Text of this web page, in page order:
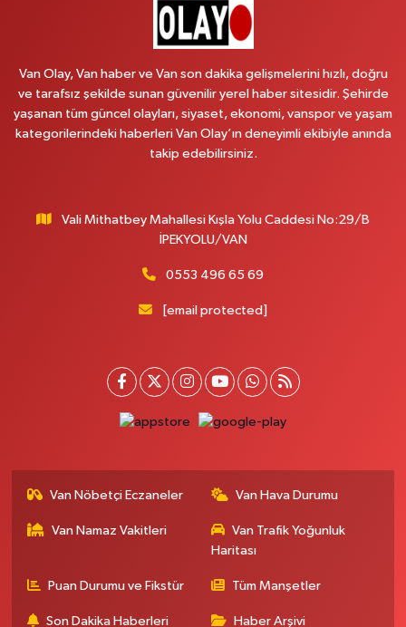
Van Olay, Van haber ve Van son dakika gelişmelerini hızlı, doğru
ve tarafsız şekilde sunan güvenilir yerel haber sitesidir. Şehirde
yaşanan tüm güncel olayları, siyaset, ekonomi, vanspor ve yaşam
kategorilerindeki haberleri Van Olay’ın deneyimli ekibiyle anında
takip edebilirsiniz.
Vali Mithatbey Mahallesi Kışla Yolu Caddesi No:29/B
İPEKYOLU/VAN
0553 496 65 69
[email protected]
Van Nöbetçi Eczaneler Van Hava Durumu
Van Namaz Vakitleri
Van Trafik Yoğunluk
Haritası
Puan Durumu ve Fikstür Tüm Manşetler
Son Dakika Haberleri Haber Arşivi